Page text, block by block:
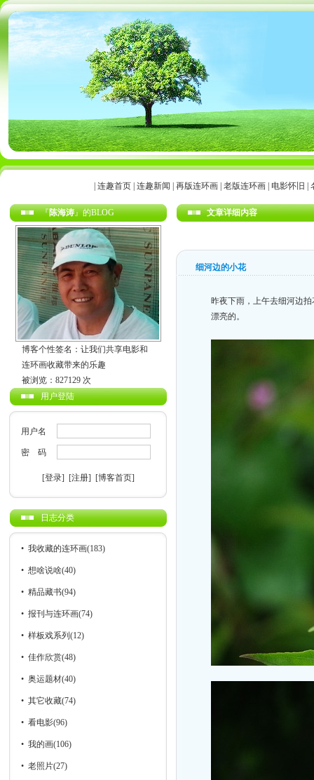
连趣首页| 连趣新闻 再版连环画| 老版连环画| 电影怀旧
『陈海涛』的BLOG
博客个性签名：让我们共享电影和
连环画收藏带来的乐趣
被浏览：827129 次
用户登陆
用户名
密 码
[登录] [注册] [博客首页]
日志分类
• 我收藏的连环画(183)
• 想啥说啥(40)
• 精品藏书(94)
• 报刊与连环画(74)
• 样板戏系列 (12)
• 佳作欣赏(48)
• 奥运题材(40)
• 其它收藏(74)
• 看电影(96)
• 我的画(106)
• 老照片(27)
文章详细内容
细河边的小花
昨夜下雨，上午去细河边
漂亮的。